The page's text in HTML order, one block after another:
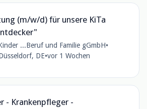
(m/w/d) für unsere KiTa
...Beruf und Familie gGmbH•
DE•vor 1 Wochen
- Krankenpfleger -